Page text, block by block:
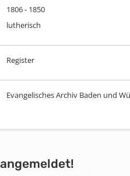
1806 - 1850
lutherisch
Register
Evangelisches Archiv Baden und